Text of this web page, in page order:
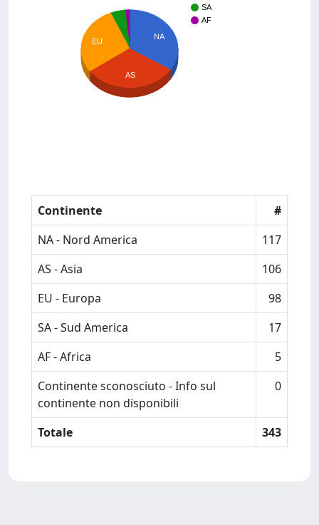
SA
AF
NA
EU
AS
Continente
#
NA - Nord America
117
AS - Asia
106
EU - Europa
98
SA - Sud America
17
AF - Africa
5
Continente sconosciuto - Info sul
continente non disponibili
0
Totale 343